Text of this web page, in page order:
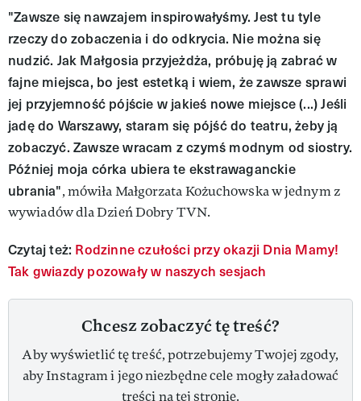
"Zawsze się nawzajem inspirowałyśmy. Jest tu tyle
rzeczy do zobaczenia i do odkrycia. Nie można się
nudzić. Jak Małgosia przyjeżdża, próbuję ją zabrać w
fajne miejsca, bo jest estetką i wiem, że zawsze sprawi
jej przyjemność pójście w jakieś nowe miejsce (...) Jeśli
jadę do Warszawy, staram się pójść do teatru, żeby ją
zobaczyć. Zawsze wracam z czymś modnym od siostry.
Później moja córka ubiera te ekstrawaganckie
ubrania", mówiła Małgorzata Kożuchowska w jednym z
wywiadów dla Dzień Dobry TVN.
Czytaj też: Rodzinne czułości przy okazji Dnia Mamy!
Tak gwiazdy pozowały w naszych sesjach
Chcesz zobaczyć tę treść?
Aby wyświetlić tę treść, potrzebujemy Twojej zgody,
aby Instagram i jego niezbędne cele mogły załadować
treści na tej stronie.